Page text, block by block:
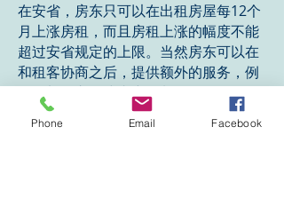
在安省，房东只可以在出租房屋每12个
月上涨房租，而且房租上涨的幅度不能
超过安省规定的上限。当然房东可以在
和租客协商之后，提供额外的服务，例
如增加停车位或者空调制冷服务，在租
客的同意后随时上调租金，上调的幅度
不能超过增值服务的成本。
Phone Email Facebook